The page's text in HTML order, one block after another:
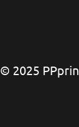
© 2025